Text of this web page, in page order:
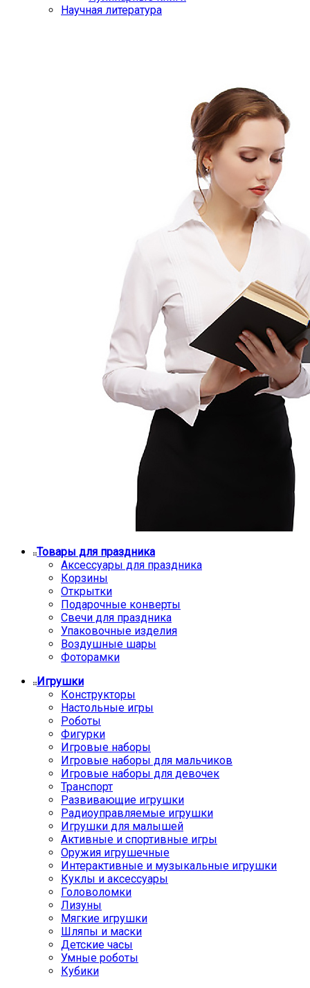
Научная литература
Товары для праздника
Аксессуары для праздника
Корзины
Открытки
Подарочные конверты
Свечи для праздника
Упаковочные изделия
Воздушные шары
Фоторамки
Игрушки
Конструкторы
Настольные игры
Роботы
Фигурки
Игровые наборы
Игровые наборы для мальчиков
Игровые наборы для девочек
Транспорт
Развивающие игрушки
Радиоуправляемые игрушки
Игрушки для малышей
Активные и спортивные игры
Оружия игрушечные
Интерактивные и музыкальные игрушки
Куклы и аксессуары
Головоломки
Лизуны
Мягкие игрушки
Шляпы и маски
Детские часы
Умные роботы
Кубики